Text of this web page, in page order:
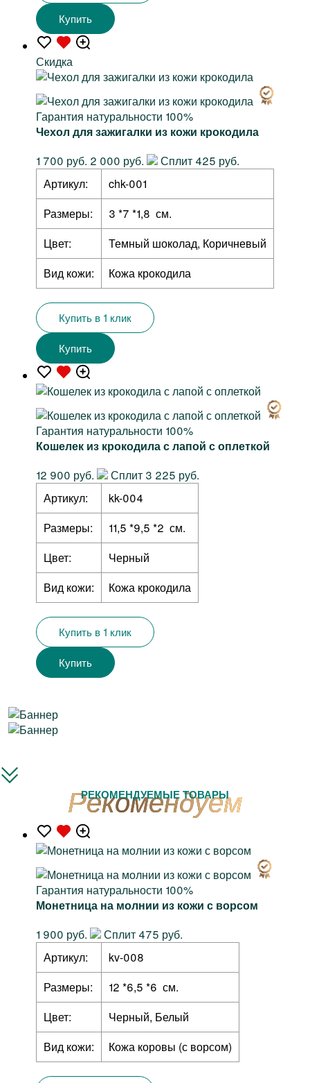
Купить
Скидка
Гарантия натуральности 100%
Чехол для зажигалки из кожи крокодила
1 700 руб. 2 000 руб.
Сплит 425 руб.
Артикул:
chk-001
Размеры:
3 *7 *1,8 см.
Цвет:
Темный шоколад, Коричневый
Вид кожи:
Кожа крокодила
Купить в 1 клик
Купить
Гарантия натуральности 100%
Кошелек из крокодила с лапой с оплеткой
12 900 руб.
Сплит 3 225 руб.
Артикул:
kk-004
Размеры:
11,5 *9,5 *2 см.
Цвет:
Черный
Вид кожи:
Кожа крокодила
Купить в 1 клик
Купить
РЕКОМЕНДУЕМЫЕ ТОВАРЫ
Гарантия натуральности 100%
Монетница на молнии из кожи с ворсом
1 900 руб.
Сплит 475 руб.
Артикул:
kv-008
Размеры:
12 *6,5 *6 см.
Цвет:
Черный, Белый
Вид кожи:
Кожа коровы (с ворсом)